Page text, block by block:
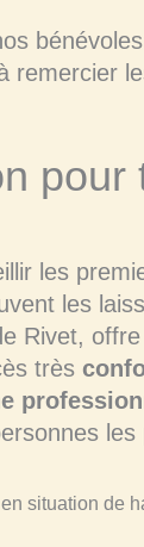
remercier
les
les
Rivet,
très